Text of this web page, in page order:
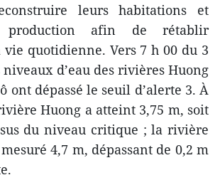
leurs habitations et
afin de rétablir
quotidienne. Vers 7 h 00 du 3
d’eau des rivières Huong
ont dépassé le seuil d’alerte 3. À
Huong a atteint 3,75 m, soit
du niveau critique ; la rivière
4,7 m, dépassant de 0,2 m